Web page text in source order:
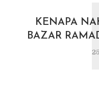
KENAPA
BAZAR